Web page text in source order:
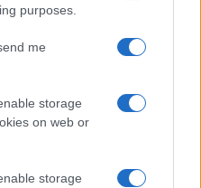
purposes.
me
storage
on web or
storage
figli e vita privata